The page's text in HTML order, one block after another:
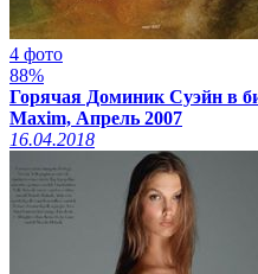
4 фото
88%
Горячая Доминик Суэйн в
Maxim, Апрель 2007
16.04.2018